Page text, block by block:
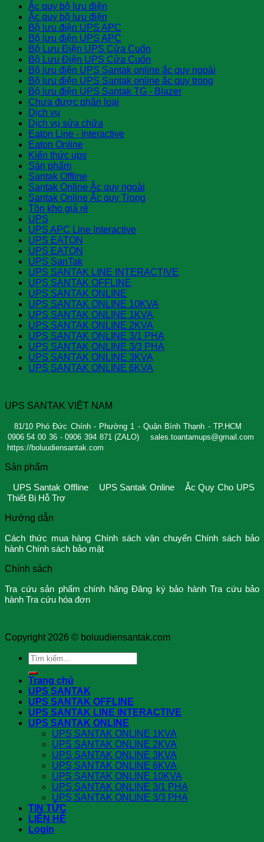
Ắc quy bộ lưu điện
Ắc quy bộ lưu điện
Bộ lưu điện UPS APC
Bộ lưu điện UPS APC
Bộ Lưu Điện UPS Cửa Cuốn
Bộ Lưu Điện UPS Cửa Cuốn
Bộ lưu điện UPS Santak online ắc quy ngoài
Bộ lưu điện UPS Santak online ắc quy trong
Bộ lưu điện UPS Santak TG - Blazer
Chưa được phân loại
Dịch vụ
Dịch vụ sửa chữa
Eaton Line - Interactive
Eaton Online
Kiến thức ups
Sản phẩm
Santak Offline
Santak Online Ắc quy ngoài
Santak Online Ắc quy Trong
Tồn kho giá rẻ
UPS
UPS APC Line Interactive
UPS EATON
UPS EATON
UPS SanTak
UPS SANTAK LINE INTERACTIVE
UPS SANTAK OFFLINE
UPS SANTAK ONLINE
UPS SANTAK ONLINE 10KVA
UPS SANTAK ONLINE 1KVA
UPS SANTAK ONLINE 2KVA
UPS SANTAK ONLINE 3/1 PHA
UPS SANTAK ONLINE 3/3 PHA
UPS SANTAK ONLINE 3KVA
UPS SANTAK ONLINE 6KVA
UPS SANTAK VIỆT NAM
81/10 Phó Đức Chính - Phường 1 - Quận Bình Thạnh - TP.HCM
0906 54 00 36 - 0906 394 871 (ZALO)
sales.toantamups@gmail.com
https://boluudiensantak.com
Sản phẩm
UPS Santak Offline UPS Santak Online
Ắc Quy Cho UPS
Thiết Bị Hỗ Trợ
Hướng dẫn
Cách thức mua hàngChính sách vận chuyểnChính sách bảo
hành Chính sách bảo mật
Chính sách
Tra cứu sản phẩm chính hãng Đăng ký bảo hành Tra cứu bảo
hành Tra cứu hóa đơn
Copyright 2026 © boluudiensantak.com
Search
for:
Trang chủ
UPS SANTAK
UPS SANTAK OFFLINE
UPS SANTAK LINE INTERACTIVE
UPS SANTAK ONLINE
UPS SANTAK ONLINE 1KVA
UPS SANTAK ONLINE 2KVA
UPS SANTAK ONLINE 3KVA
UPS SANTAK ONLINE 6KVA
UPS SANTAK ONLINE 10KVA
UPS SANTAK ONLINE 3/1 PHA
UPS SANTAK ONLINE 3/3 PHA
TIN TỨC
LIÊN HỆ
Login